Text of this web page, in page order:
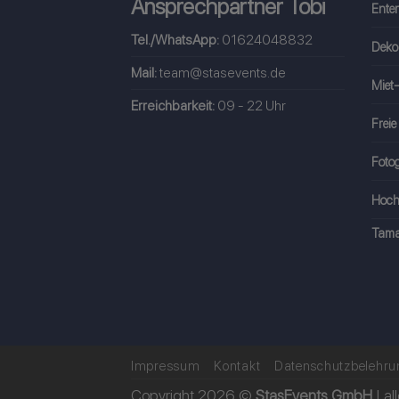
Ansprechpartner Tobi
Tel./WhatsApp: 01624048832
Mail:team@stasevents.de
Erreichbarkeit: 09 - 22 Uhr
Impressum Kontakt